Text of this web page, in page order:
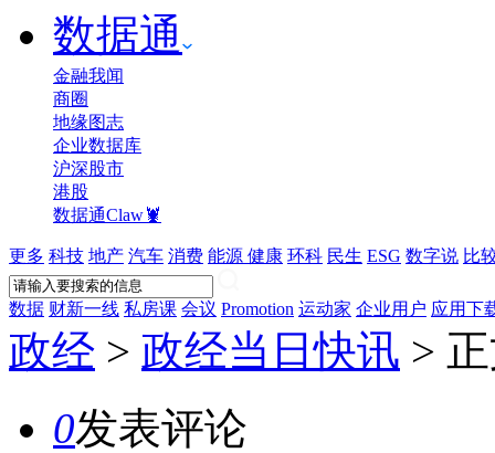
数据通
金融我闻
商圈
地缘图志
企业数据库
沪深股市
港股
数据通Claw🦞
更多 科技 地产 汽车 消费 能源 健康 环科 民生 ESG 数字说 比
数据 财新一线 私房课 会议 Promotion 运动家 企业用户 应用下
政经 > 政经当日快讯 >
0发表评论